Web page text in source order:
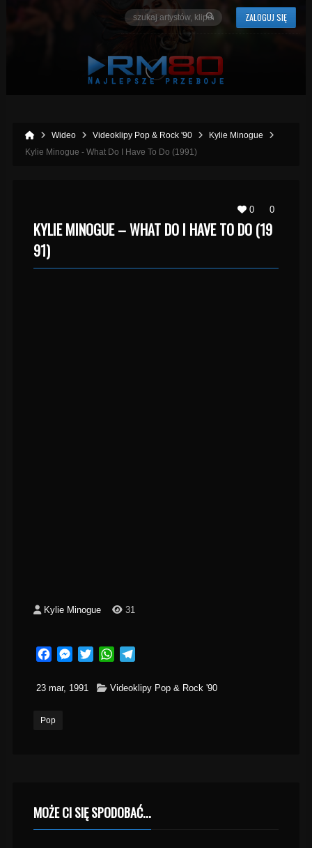
ZALOGUJ SIĘ
Wideo Videoklipy Pop & Rock '90
Kylie Minogue
Kylie Minogue - What Do I Have To Do (1991)
0 0
KYLIE MINOGUE – WHAT DO I HAVE TO DO (19
91)
Kylie Minogue 31
FacebookMessenger
TwitterWhatsApp
23 mar, 1991 Videoklipy Pop & Rock '90
Pop
MOŻE CI SIĘ SPODOBAĆ...